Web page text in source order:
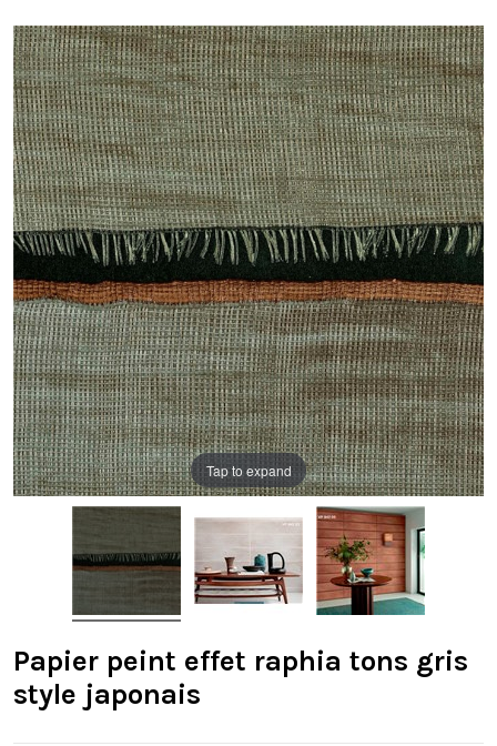
Tap to expand
Papier peint effet raphia tons gris
style japonais